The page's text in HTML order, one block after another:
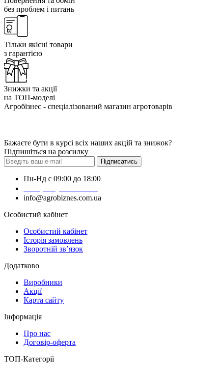
без проблем і питань
Тільки якісні товари
з гарантією
Знижки та акції
на ТОП-моделі
Агробізнес - спеціалізований магазин агротоварів
Бажаєте бути в курсі всіх наших акцій та знижок?
Підпишіться на розсилку
Підписатись
Пн-Нд с 09:00 до 18:00
info@agrobiznes.com.ua
Особистий кабінет
Особистий кабінет
Історія замовлень
Зворотній зв’язок
Додатково
Виробники
Акції
Карта сайту
Інформація
Про нас
Договір-оферта
ТОП-Категорії